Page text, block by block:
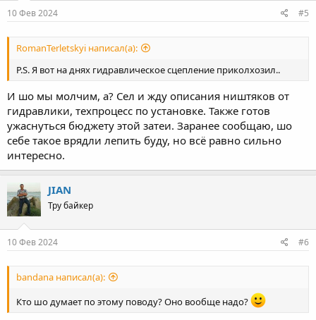
s
10 Фев 2024 #5
RomanTerletskyi написал(а):
P.S. Я вот на днях гидравлическое сцепление приколхозил..
И шо мы молчим, а? Сел и жду описания ништяков от
гидравлики, техпроцесс по установке. Также готов
ужаснуться бюджету этой затеи. Заранее сообщаю, шо
себе такое врядли лепить буду, но всё равно сильно
интересно.
JIAN
Тру байкер
10 Фев 2024 #6
bandana написал(а):
Кто шо думает по этому поводу? Оно вообще надо?